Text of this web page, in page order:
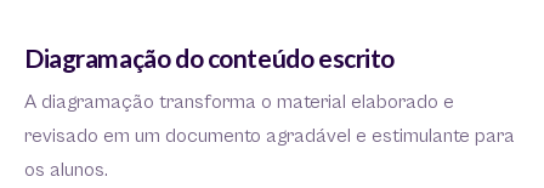
Diagramação do conteúdo escrito
A diagramação transforma o material elaborado e
revisado em um documento agradável e estimulante para
os alunos.